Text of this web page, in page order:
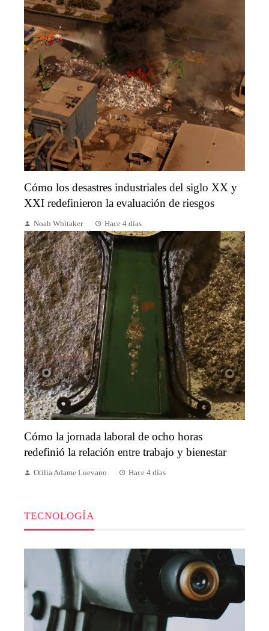
Cómo los desastres industriales del siglo XX y
XXI redefinieron la evaluación de riesgos
Noah Whitaker Hace 4 días
Cómo la jornada laboral de ocho horas
redefinió la relación entre trabajo y bienestar
Otilia Adame Luevano Hace 4 días
TECNOLOGÍA